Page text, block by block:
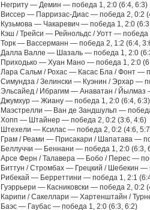
Негриту — Демин — победа 1, 2:0 (6:4, 6:3)
Виссер — Парризас-Диас — победа 2, 0:2
Кузьмова — Чакаревич — победа 1, 2:0
Кэш / Трейси — Рейнольдс / Уотт — победа
Торк — Вассерманн — победа 2, 1:2 (6:4,
Далла Валле — Шазаль — победа 1, 2:0
Приходько — Хуан Мано — победа 1, 2:0
Лара Сальм / Рохас — Касас Бла / Фонт —
Симундза / Зелински — Куэнин / Эрхар —
Эльсайед / Ибрагим — Анаватан / Йылмаз
Джумхур — Жиану — победа 1, 2:0 (6:4, 6:3)
Маэстрелли — Ван де Зандшульп —
Хопп — Штайнер — победа 2, 0:2 (3:6, 4:6)
Штехели — Ксилас — победа 2, 0:2 (4:6,
Грам / Реами — Присакари / Шапатава —
Беллуччи — Беннани — победа 1, 2:0 (6:3,
Арсе Ферн / Талавера — Бобо / Перес —
Биттун / Стромбах — Грецкий / Шебекин —
Рибекай — Берреттини — победа 1, 2:1
Гуэррьери — Касниковски — победа 2, 0:2
Карипи / Сакеллари — Хартенштайн /
Баэс — Гаубас — победа 1, 2:0 (6:3, 6:2)